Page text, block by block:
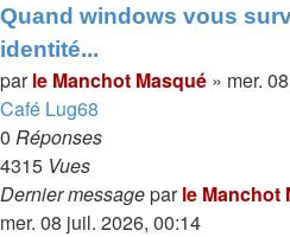
Quand windows vous
identité...
parle Manchot Masqué » mer.
Café Lug68
0 Réponses
4315 Vues
Dernier messageparle Manchot
mer. 08 juil. 2026, 00:14